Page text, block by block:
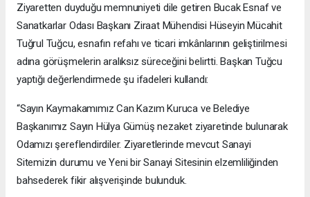
Ziyaretten duyduğu memnuniyeti dile getiren Bucak Esnaf ve
Sanatkarlar Odası Başkanı Ziraat Mühendisi Hüseyin Mücahit
Tuğrul Tuğcu, esnafın refahı ve ticari imkânlarının geliştirilmesi
adına görüşmelerin aralıksız süreceğini belirtti. Başkan Tuğcu
yaptığı değerlendirmede şu ifadeleri kullandı:
“Sayın Kaymakamımız Can Kazım Kuruca ve Belediye
Başkanımız Sayın Hülya Gümüş nezaket ziyaretinde bulunarak
Odamızı şereflendirdiler. Ziyaretlerinde mevcut Sanayi
Sitemizin durumu ve Yeni bir Sanayi Sitesinin elzemliliğinden
bahsederek fikir alışverişinde bulunduk.